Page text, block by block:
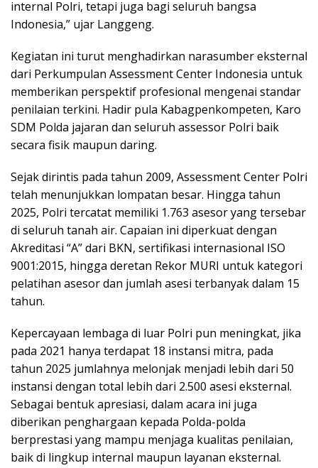
internal Polri, tetapi juga bagi seluruh bangsa
Indonesia,” ujar Langgeng.
Kegiatan ini turut menghadirkan narasumber eksternal
dari Perkumpulan Assessment Center Indonesia untuk
memberikan perspektif profesional mengenai standar
penilaian terkini. Hadir pula Kabagpenkompeten, Karo
SDM Polda jajaran dan seluruh assessor Polri baik
secara fisik maupun daring.
Sejak dirintis pada tahun 2009, Assessment Center Polri
telah menunjukkan lompatan besar. Hingga tahun
2025, Polri tercatat memiliki 1.763 asesor yang tersebar
di seluruh tanah air. Capaian ini diperkuat dengan
Akreditasi “A” dari BKN, sertifikasi internasional ISO
9001:2015, hingga deretan Rekor MURI untuk kategori
pelatihan asesor dan jumlah asesi terbanyak dalam 15
tahun.
Kepercayaan lembaga di luar Polri pun meningkat, jika
pada 2021 hanya terdapat 18 instansi mitra, pada
tahun 2025 jumlahnya melonjak menjadi lebih dari 50
instansi dengan total lebih dari 2.500 asesi eksternal.
Sebagai bentuk apresiasi, dalam acara ini juga
diberikan penghargaan kepada Polda-polda
berprestasi yang mampu menjaga kualitas penilaian,
baik di lingkup internal maupun layanan eksternal.